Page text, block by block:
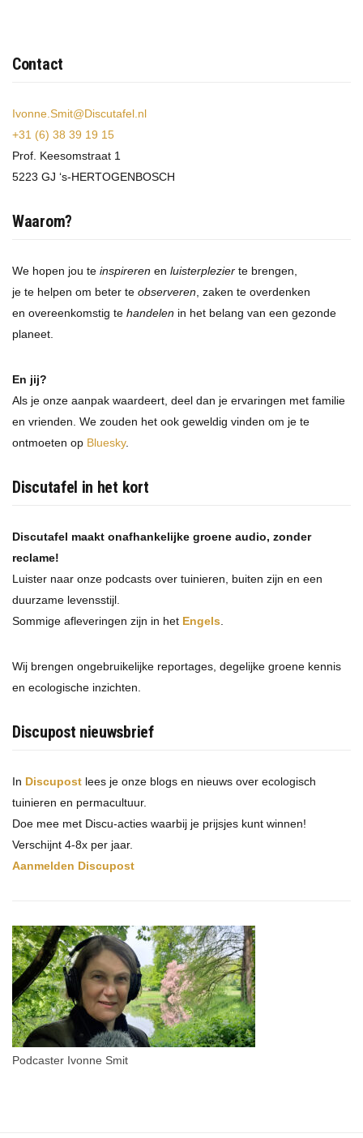
Contact
Ivonne.Smit@Discutafel.nl
+31 (6) 38 39 19 15
Prof. Keesomstraat 1
5223 GJ ‘s-HERTOGENBOSCH
Waarom?
We hopen jou te inspireren en luisterplezier te brengen,
je te helpen om beter te observeren , zaken te overdenken
en overeenkomstig te handelen in het belang van een gezonde
planeet.
En jij?
Als je onze aanpak waardeert, deel dan je ervaringen met familie
en vrienden. We zouden het ook geweldig vinden om je te
ontmoeten op Bluesky.
Discutafel in het kort
Discutafel maakt onafhankelijke groene audio, zonder
reclame!
Luister naar onze podcasts over tuinieren, buiten zijn en een
duurzame levensstijl.
Sommige afleveringen zijn in het Engels
Wij brengen ongebruikelijke reportages, degelijke groene kennis
en ecologische inzichten.
Discupost nieuwsbrief
In Discupost lees je onze blogs en nieuws over ecologisch
tuinieren en permacultuur.
Doe mee met Discu-acties waarbij je prijsjes kunt winnen!
Verschijnt 4-8x per jaar.
Aanmelden Discupost
Podcaster Ivonne Smit